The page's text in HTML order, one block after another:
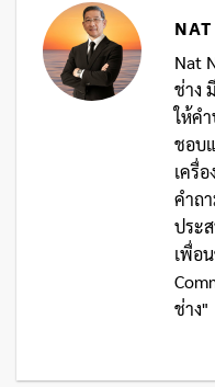
Nat
ช่าง
ให้ค
ชอบ
เครื่
คำถ
ประ
เพื่อ
ช่าง"